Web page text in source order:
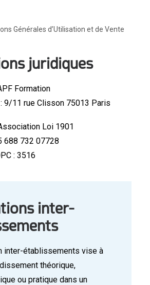
Générales d’Utilisation et de Vente
juridiques
Formation
9/11 rue Clisson 75013 Paris
Loi 1901
688 732 07728
: 3516
inter-
inter-établissements vise à
théorique,
ou pratique dans un